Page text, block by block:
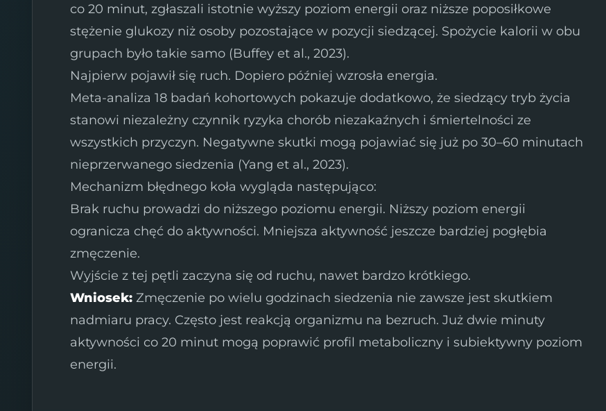
co 20 minut, zgłaszali istotnie wyższy poziom energii oraz niższe poposiłkowe
stężenie glukozy niż osoby pozostające w pozycji siedzącej. Spożycie kalorii w obu
grupach było takie samo (Buffey et al., 2023).
Najpierw pojawił się ruch. Dopiero później wzrosła energia.
Meta-analiza 18 badań kohortowych pokazuje dodatkowo, że siedzący tryb życia
stanowi niezależny czynnik ryzyka chorób niezakaźnych i śmiertelności ze
wszystkich przyczyn. Negatywne skutki mogą pojawiać się już po 30–60 minutach
nieprzerwanego siedzenia (Yang et al., 2023).
Mechanizm błędnego koła wygląda następująco:
Brak ruchu prowadzi do niższego poziomu energii. Niższy poziom energii
ogranicza chęć do aktywności. Mniejsza aktywność jeszcze bardziej pogłębia
zmęczenie.
Wyjście z tej pętli zaczyna się od ruchu, nawet bardzo krótkiego.
Wniosek:Zmęczenie po wielu godzinach siedzenia nie zawsze jest skutkiem
nadmiaru pracy. Często jest reakcją organizmu na bezruch. Już dwie minuty
aktywności co 20 minut mogą poprawić profil metaboliczny i subiektywny poziom
energii.